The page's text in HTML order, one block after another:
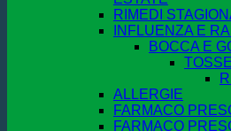
RIMEDI
INFLUENZA E
BOCCA E
TOSSE
ALLERGIE
FARMACO
FARMACO